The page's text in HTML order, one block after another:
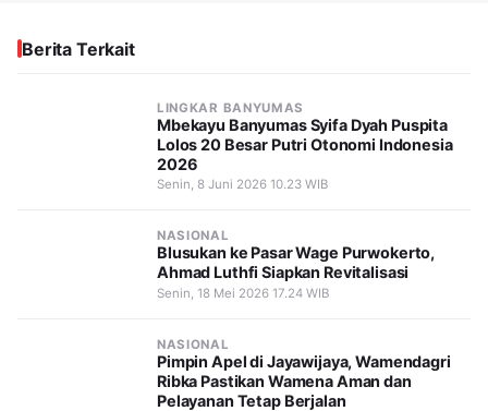
Berita Terkait
LINGKAR BANYUMAS
Mbekayu Banyumas Syifa Dyah Puspita
Lolos 20 Besar Putri Otonomi Indonesia
2026
Senin, 8 Juni 2026 10.23 WIB
NASIONAL
Blusukan ke Pasar Wage Purwokerto,
Ahmad Luthfi Siapkan Revitalisasi
Senin, 18 Mei 2026 17.24 WIB
NASIONAL
Pimpin Apel di Jayawijaya, Wamendagri
Ribka Pastikan Wamena Aman dan
Pelayanan Tetap Berjalan